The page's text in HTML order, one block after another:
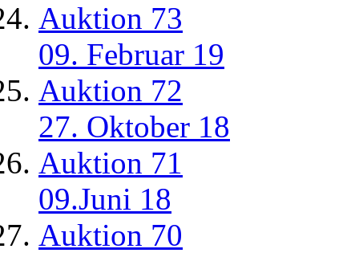
Auktion 73
09. Februar 19
Auktion 72
27. Oktober 18
Auktion 71
09.Juni 18
Auktion 70